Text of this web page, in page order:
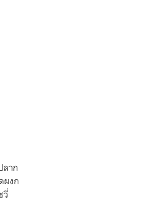
ลาก
ผงก
วี่